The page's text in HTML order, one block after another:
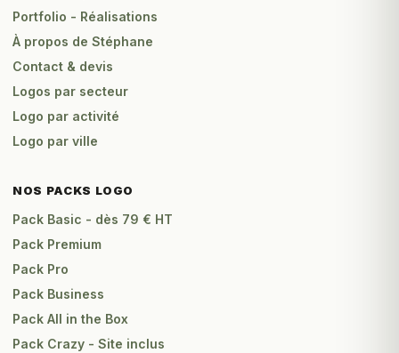
Portfolio - Réalisations
À propos de Stéphane
Contact & devis
Logos par secteur
Logo par activité
Logo par ville
NOS PACKS LOGO
Pack Basic - dès 79 € HT
Pack Premium
Pack Pro
Pack Business
Pack All in the Box
Pack Crazy - Site inclus